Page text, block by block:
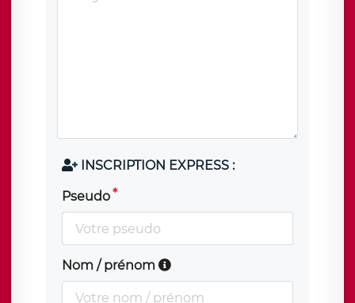
INSCRIPTION EXPRESS :
Pseudo
Nom / prénom